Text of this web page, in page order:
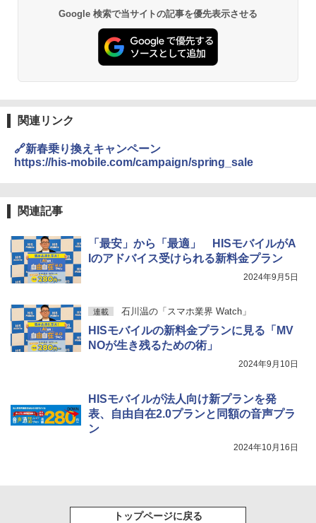
Google 検索で当サイトの記事を優先表示させる
関連リンク
🔗新春乗り換えキャンペーン
https://his-mobile.com/campaign/spring_sale
関連記事
「最安」から「最適」 HISモバイルがA
Iのアドバイス受けられる新料金プラン
2024年9月5日
連載 石川温の「スマホ業界 Watch」
HISモバイルの新料金プランに見る「MV
NOが生き残るための術」
2024年9月10日
HISモバイルが法人向け新プランを発
表、自由自在2.0プランと同額の音声プラ
ン
2024年10月16日
トップページに戻る